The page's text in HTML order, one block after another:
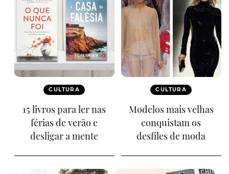
CULTURA
15 livros para ler nas
férias de verão e
desligar a mente
CULTURA
Modelos mais velhas
conquistam os
desfiles de moda